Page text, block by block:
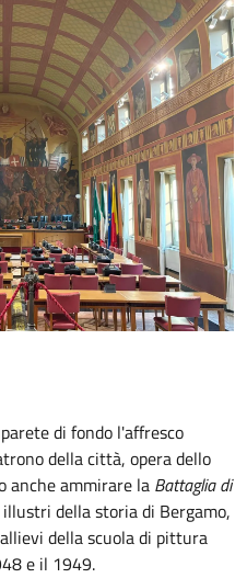
di fondo l'affresco
della città, opera dello
anche ammirare la Battaglia di
della storia di Bergamo,
della scuola di pittura
e il 1949.